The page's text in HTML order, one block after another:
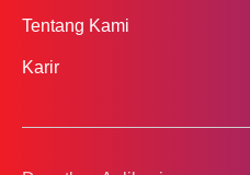
Tentang Kami
Karir